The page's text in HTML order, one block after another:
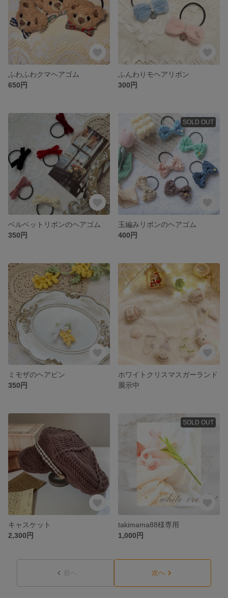
ふわふわクマヘアゴム
650円
ふんわりモヘアリボン
300円
ベルベットリボンのヘアゴム
350円
SOLD OUT
玉編みリボンのヘアゴム
400円
ミモザのヘアピン
350円
ホワイトクリスマスガーランド
展示中
キャスケット
2,300円
SOLD OUT
takimama88様専用
1,000円
前へ 次へ